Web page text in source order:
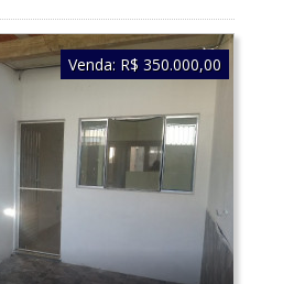
Venda: R$ 350.000,00